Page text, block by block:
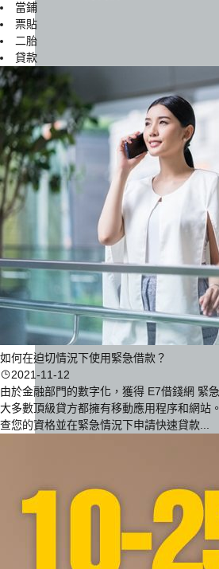
當鋪
票貼
二胎
貸款
如何在迫切情況下使用緊急借款？
2021-11-12
由於金融部門的數字化，獲得 E7借錢網 緊
大多數頂級貸方都擁有移動應用程序和網站
查您的資格並在緊急情況下申請快速貸款...